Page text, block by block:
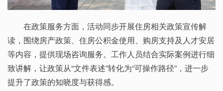
在政策服务方面，活动同步开展住房相关政策宣传解
读，围绕房产政策、住房公积金使用、购房支持及人才安居
等内容，提供现场咨询服务。工作人员结合实际案例进行细
致讲解，让政策从“文件表述”转化为“可操作路径”，进一步
提升了政策的知晓度与获得感。